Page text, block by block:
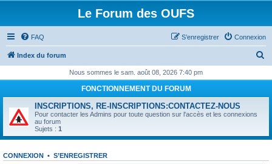
Le Forum des OUFS
FAQ Connexion
S’enregistrer
Index du forum
h
c
Nous sommes le sam. août 08, 2026 7:40 pm
FONCTIONNEMENT DU FORUM
INSCRIPTIONS, RE-INSCRIPTIONS:CONTACTEZ-NOUS
Pour contacter les Admins pour toute question sur l'accès et les connexions
au forum
Sujets : 1
CONNEXION • S’ENREGISTRER